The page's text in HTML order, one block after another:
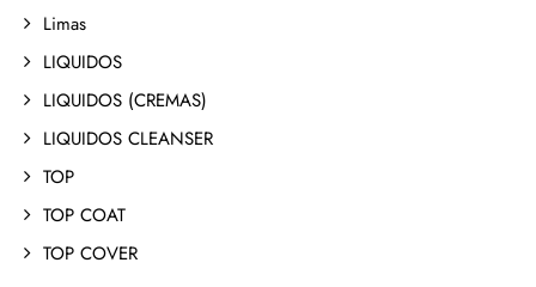
Limas
LIQUIDOS
LIQUIDOS (CREMAS)
LIQUIDOS CLEANSER
TOP
TOP COAT
TOP COVER